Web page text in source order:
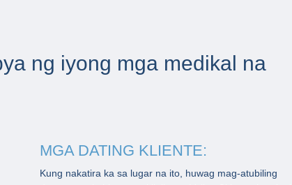
ng iyong mga medikal na
MGA DATING KLIENTE:
Kung nakatira ka sa lugar na ito, huwag mag-atubiling